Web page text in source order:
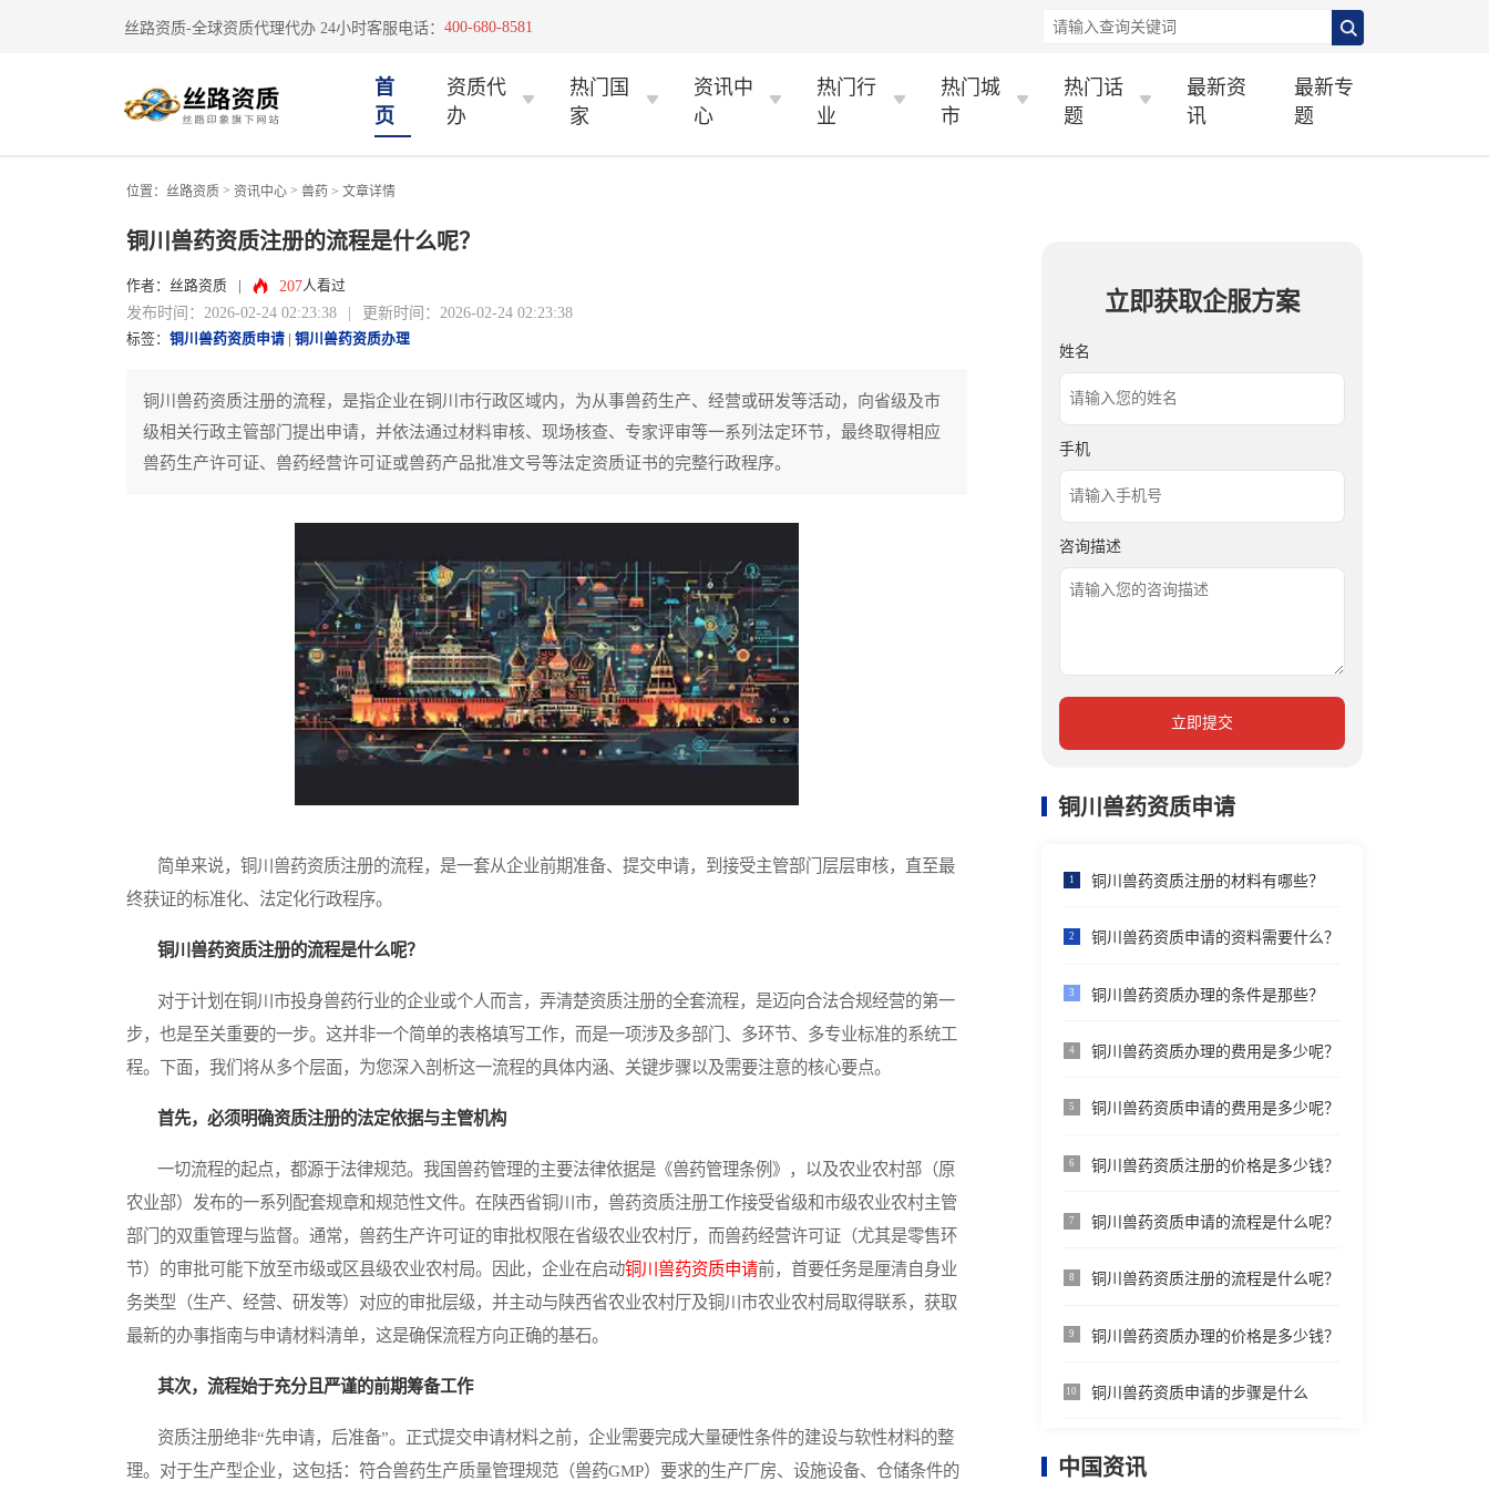
丝路资质-全球资质代理代办 24小时客服电话： 400-680-8581
首
页
资质代
办
热门国
家
资讯中
心
热门行
业
热门城
市
热门话
题
最新资
讯
最新专
题
位置： 丝路资质 > 资讯中心 > 兽药 > 文章详情
铜川兽药资质注册的流程是什么呢？
作者：丝路资质 207人看过
发布时间：2026-02-24 02:23:38 | 更新时间：2026-02-24 02:23:38
标签： 铜川兽药资质申请 铜川兽药资质办理
铜川兽药资质注册的流程，是指企业在铜川市行政区域内，为从事兽药生产、经营或研发等活动，向省级及市
级相关行政主管部门提出申请，并依法通过材料审核、现场核查、专家评审等一系列法定环节，最终取得相应
兽药生产许可证、兽药经营许可证或兽药产品批准文号等法定资质证书的完整行政程序。
简单来说，铜川兽药资质注册的流程，是一套从企业前期准备、提交申请，到接受主管部门层层审核，直至最
终获证的标准化、法定化行政程序。
铜川兽药资质注册的流程是什么呢？
对于计划在铜川市投身兽药行业的企业或个人而言，弄清楚资质注册的全套流程，是迈向合法合规经营的第一
步，也是至关重要的一步。这并非一个简单的表格填写工作，而是一项涉及多部门、多环节、多专业标准的系统工
程。下面，我们将从多个层面，为您深入剖析这一流程的具体内涵、关键步骤以及需要注意的核心要点。
首先，必须明确资质注册的法定依据与主管机构
一切流程的起点，都源于法律规范。我国兽药管理的主要法律依据是《兽药管理条例》，以及农业农村部（原
农业部）发布的一系列配套规章和规范性文件。在陕西省铜川市，兽药资质注册工作接受省级和市级农业农村主管
部门的双重管理与监督。通常，兽药生产许可证的审批权限在省级农业农村厅，而兽药经营许可证（尤其是零售环
节）的审批可能下放至市级或区县级农业农村局。因此，企业在启动铜川兽药资质申请前，首要任务是厘清自身业
务类型（生产、经营、研发等）对应的审批层级，并主动与陕西省农业农村厅及铜川市农业农村局取得联系，获取
最新的办事指南与申请材料清单，这是确保流程方向正确的基石。
其次，流程始于充分且严谨的前期筹备工作
资质注册绝非“先申请，后准备”。正式提交申请材料之前，企业需要完成大量硬性条件的建设与软性材料的整
理。对于生产型企业，这包括：符合兽药生产质量管理规范（兽药GMP）要求的生产厂房、设施设备、仓储条件的
立即获取企服方案
姓名
手机
咨询描述
立即提交
铜川兽药资质申请
1 铜川兽药资质注册的材料有哪些？
2 铜川兽药资质申请的资料需要什么？
3 铜川兽药资质办理的条件是那些？
4 铜川兽药资质办理的费用是多少呢？
5 铜川兽药资质申请的费用是多少呢？
6 铜川兽药资质注册的价格是多少钱？
7 铜川兽药资质申请的流程是什么呢？
8 铜川兽药资质注册的流程是什么呢？
9 铜川兽药资质办理的价格是多少钱？
10 铜川兽药资质申请的步骤是什么
中国资讯